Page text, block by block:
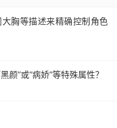
胸等描述来精确控制角色
颜”或“病娇”等特殊属性？